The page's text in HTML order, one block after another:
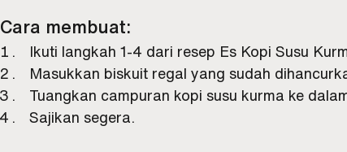
Cara membuat:
Ikuti langkah 1-4 dari resep Es Kopi Susu
Masukkan biskuit regal yang sudah
Tuangkan campuran kopi susu kurma ke
Sajikan segera.